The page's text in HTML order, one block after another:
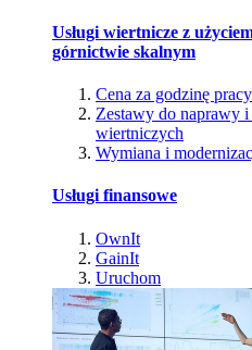
Usługi wiertnicze z
górnictwie skalnym
Cena za godzinę
Zestawy do naprawy i
wiertniczych
Wymiana i
Usługi finansowe
OwnIt
GainIt
Uruchom